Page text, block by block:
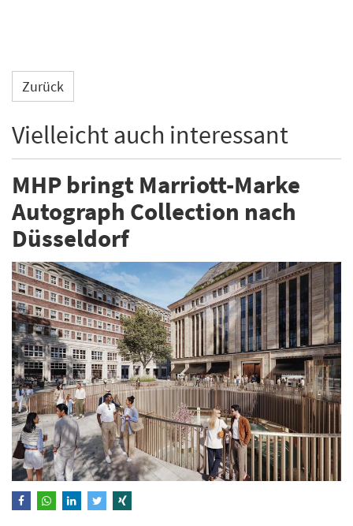
Zurück
Vielleicht auch interessant
MHP bringt Marriott-Marke
Autograph Collection nach
Düsseldorf